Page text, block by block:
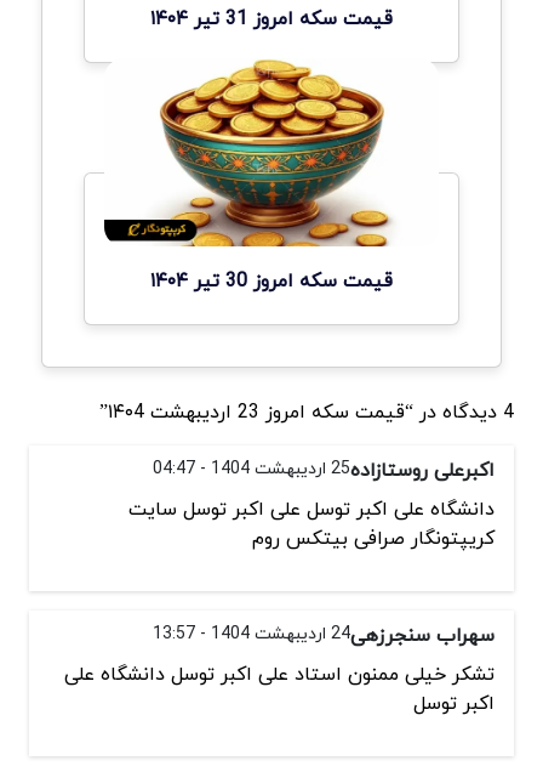
قیمت سکه امروز 31 تیر ۱۴۰۴
قیمت سکه امروز 30 تیر ۱۴۰۴
4 دیدگاه در “قیمت سکه امروز 23 اردیبهشت ۱۴۰4”
اکبرعلی روستازاده25 اردیبهشت 1404 - 04:47
دانشگاه علی اکبر توسل علی اکبر توسل سایت
کریپتونگار صرافی بیتکس روم ‌
سهراب سنجرزهی24 اردیبهشت 1404 - 13:57
تشکر خیلی ممنون استاد علی اکبر توسل دانشگاه علی
اکبر توسل